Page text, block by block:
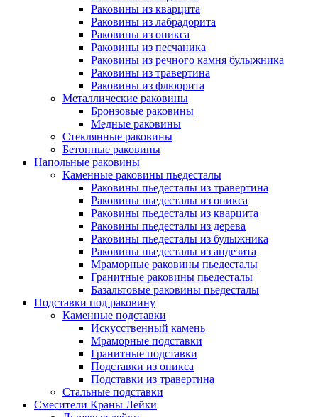
Раковины из кварцита
Раковины из лабрадорита
Раковины из оникса
Раковины из песчаника
Раковины из речного камня булыжника
Раковины из травертина
Раковины из флюорита
Металлические раковины
Бронзовые раковины
Медные раковины
Стеклянные раковины
Бетонные раковины
Напольные раковины
Каменные раковины пьедесталы
Раковины пьедесталы из травертина
Раковины пьедесталы из оникса
Раковины пьедесталы из кварцита
Раковины пьедесталы из дерева
Раковины пьедесталы из булыжника
Раковины пьедесталы из андезита
Мраморные раковины пьедесталы
Гранитные раковины пьедесталы
Базальтовые раковины пьедесталы
Подставки под раковину
Каменные подставки
Искусственный камень
Мраморные подставки
Гранитные подставки
Подставки из оникса
Подставки из травертина
Стальные подставки
Смесители Краны Лейки